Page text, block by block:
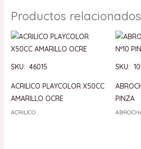
Productos relacionados
SKU: 46015
ACRILICO PLAYCOLOR X50CC
AMARILLO OCRE
ACRILICO
SKU:
PINZA